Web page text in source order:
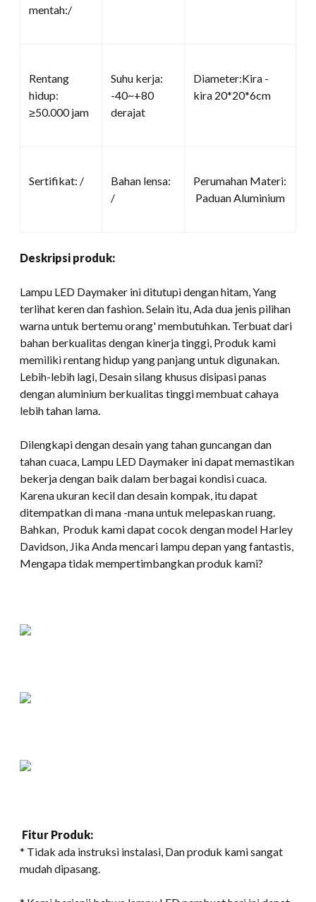
mentah:/
Rentang
hidup:
≥50.000 jam
Suhu kerja:
-40~+80
derajat
Diameter:Kira -
kira 20*20*6cm
Sertifikat: /
Bahan lensa:
/
Perumahan Materi:
Paduan Aluminium
Deskripsi produk:
Lampu LED Daymaker ini ditutupi dengan hitam, Yang
terlihat keren dan fashion. Selain itu, Ada dua jenis pilihan
warna untuk bertemu orang' membutuhkan. Terbuat dari
bahan berkualitas dengan kinerja tinggi, Produk kami
memiliki rentang hidup yang panjang untuk digunakan.
Lebih-lebih lagi, Desain silang khusus disipasi panas
dengan aluminium berkualitas tinggi membuat cahaya
lebih tahan lama.
Dilengkapi dengan desain yang tahan guncangan dan
tahan cuaca, Lampu LED Daymaker ini dapat memastikan
bekerja dengan baik dalam berbagai kondisi cuaca.
Karena ukuran kecil dan desain kompak, itu dapat
ditempatkan di mana -mana untuk melepaskan ruang.
Bahkan, Produk kami dapat cocok dengan model Harley
Davidson, Jika Anda mencari lampu depan yang fantastis,
Mengapa tidak mempertimbangkan produk kami?
Fitur Produk:
* Tidak ada instruksi instalasi, Dan produk kami sangat
mudah dipasang.